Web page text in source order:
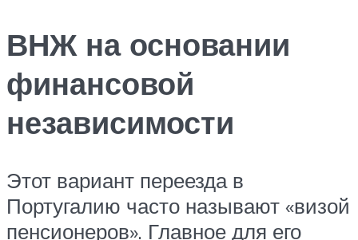
ВНЖ на основании
финансовой
независимости
Этот вариант переезда в
Португалию часто называют «визой
пенсионеров». Главное для его